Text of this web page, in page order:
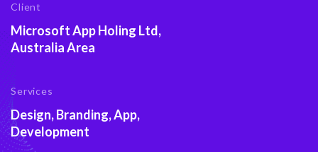
Client
Microsoft App Holing Ltd,
Australia Area
Services
Design, Branding, App,
Development